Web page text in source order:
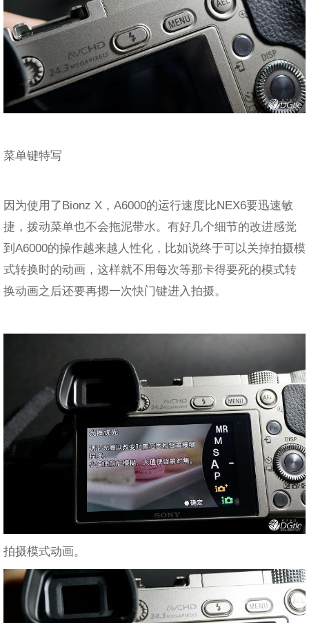
菜单键特写
因为使用了Bionz X，A6000的运行速度比NEX6要迅速敏
捷，拨动菜单也不会拖泥带水。有好几个细节的改进感觉
到A6000的操作越来越人性化，比如说终于可以关掉拍摄模
式转换时的动画，这样就不用每次等那卡得要死的模式转
换动画之后还要再摁一次快门键进入拍摄。
拍摄模式动画。